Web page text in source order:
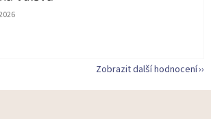
obchodu je 5 z 5 hvězdiček.
Zobrazit další hodnocení